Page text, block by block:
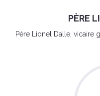
PÈRE
Père Lionel Dalle, vicaire